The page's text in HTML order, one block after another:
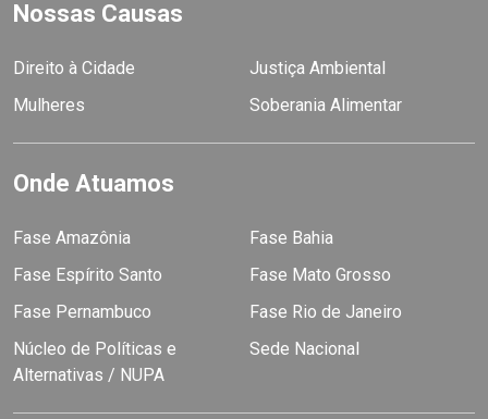
Nossas Causas
Direito à Cidade
Justiça Ambiental
Mulheres
Soberania Alimentar
Onde Atuamos
Fase Amazônia
Fase Bahia
Fase Espírito Santo
Fase Mato Grosso
Fase Pernambuco
Fase Rio de Janeiro
Núcleo de Políticas e
Alternativas / NUPA
Sede Nacional